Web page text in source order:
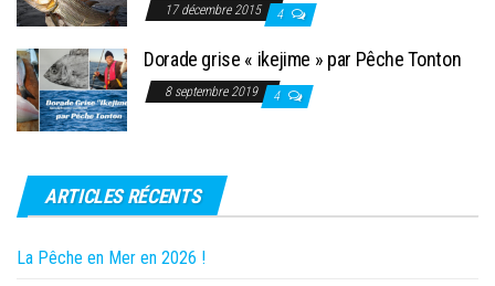
17 décembre 2015 4
Dorade grise « ikejime » par Pêche Tonton
8 septembre 2019 4
ARTICLES RÉCENTS
La Pêche en Mer en 2026 !